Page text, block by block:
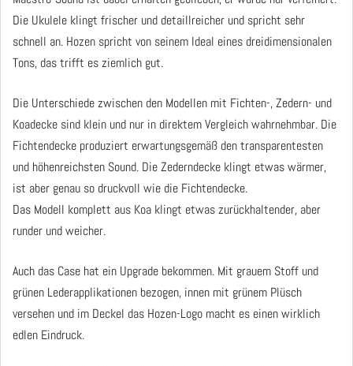
Die Ukulele klingt frischer und detaillreicher und spricht sehr
schnell an. Hozen spricht von seinem Ideal eines dreidimensionalen
Tons, das trifft es ziemlich gut.
Die Unterschiede zwischen den Modellen mit Fichten-, Zedern- und
Koadecke sind klein und nur in direktem Vergleich wahrnehmbar. Die
Fichtendecke produziert erwartungsgemäß den transparentesten
und höhenreichsten Sound. Die Zederndecke klingt etwas wärmer,
ist aber genau so druckvoll wie die Fichtendecke.
Das Modell komplett aus Koa klingt etwas zurückhaltender, aber
runder und weicher.
Auch das Case hat ein Upgrade bekommen. Mit grauem Stoff und
grünen Lederapplikationen bezogen, innen mit grünem Plüsch
versehen und im Deckel das Hozen-Logo macht es einen wirklich
edlen Eindruck.